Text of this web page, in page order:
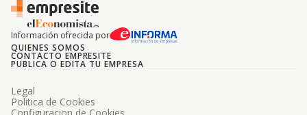
Información ofrecida por
QUIENES SOMOS
CONTACTO EMPRESITE
PUBLICA O EDITA TU EMPRESA
Legal
Politica de Cookies